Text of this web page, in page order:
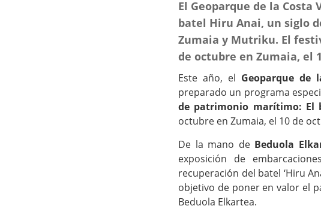
El Geoparque de la
batel Hiru Anai, un siglo
Zumaia y Mutriku. El
de octubre en Zumaia, el
Este año, el Geoparque de
preparado un programa
de patrimonio marítimo: El
octubre en Zumaia, el 10 de
De la mano de Beduola
exposición de
recuperación del batel ‘Hiru
objetivo de poner en valor el
Beduola Elkartea.